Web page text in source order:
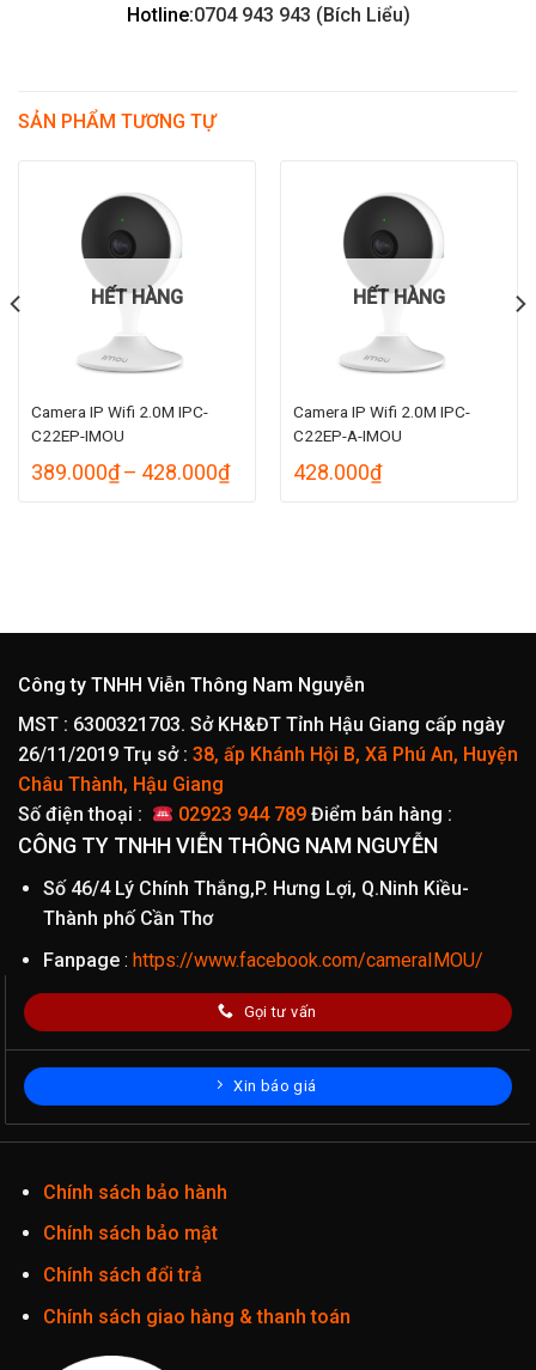
Hotline:0704 943 943 (Bích Liểu)
SẢN PHẨM TƯƠNG TỰ
HẾT HÀNG
Camera IP Wifi 2.0M IPC-
C22EP-IMOU
389.000₫ – 428.000₫Khoảng
giá:
HẾT HÀNG
Camera IP Wifi 2.0M IPC-
C22EP-A-IMOU
428.000₫
Công ty TNHH Viễn Thông Nam Nguyễn
MST : 6300321703. Sở KH&ĐT Tỉnh Hậu Giang cấp ngày
26/11/2019 Trụ sở : 38, ấp Khánh Hội B, Xã Phú An, Huyện
Châu Thành, Hậu Giang
Số điện thoại :
02923 944 789 Điểm bán hàng :
CÔNG TY TNHH VIỄN THÔNG NAM NGUYỄN
Số 46/4 Lý Chính Thắng,P. Hưng Lợi, Q.Ninh Kiều-
Thành phố Cần Thơ
Fanpage: https://www.facebook.com/cameraIMOU/
Gọi tư vấn
Xin báo giá
Chính sách bảo hành
Chính sách bảo mật
Chính sách đổi trả
Chính sách giao hàng & thanh toán